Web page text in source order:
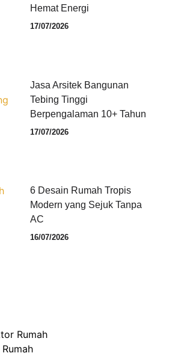
Hemat Energi
17/07/2026
Jasa Arsitek Bangunan
Tebing Tinggi
Berpengalaman 10+ Tahun
17/07/2026
6 Desain Rumah Tropis
Modern yang Sejuk Tanpa
AC
16/07/2026
Rumah